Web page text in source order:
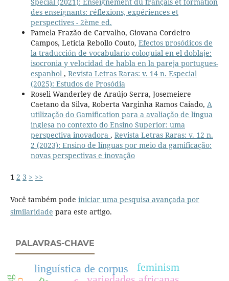
des enseignants: réflexions, expériences et
perspectives - 2ème ed.
Pamela Frazão de Carvalho, Giovana Cordeiro
Campos, Leticia Rebollo Couto, Efectos prosódicos de
la traducción de vocabulario coloquial en el doblaje:
isocronia y velocidad de habla en la pareja portugues-
espanhol , Revista Letras Raras: v. 14 n. Especial
(2025): Estudos de Prosódia
Roseli Wanderley de Araújo Serra, Josemeiere
Caetano da Silva, Roberta Varginha Ramos Caiado, A
utilização do Gamification para a avaliação de língua
inglesa no contexto do Ensino Superior: uma
perspectiva inovadora , Revista Letras Raras: v. 12 n.
2 (2023): Ensino de línguas por meio da gamificação:
novas perspectivas e inovação
1 2 3 > >>
Você também pode iniciar uma pesquisa avançada por
similaridade para este artigo.
PALAVRAS-CHAVE
linguística de corpus feminism